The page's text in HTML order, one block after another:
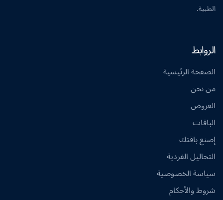
الطبية.
الروابط
الصفحة الرئيسية
من نحن
العروض
الباقات
إصنع باقتك
التحاليل الفردية
سياسة الخصوصية
شروط والأحكام